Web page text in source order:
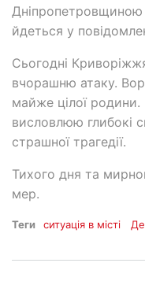
йдеться у
Сьогодні
вчорашню атаку.
майже цілої родини.
висловлюю глибокі
страшної трагедії.
Тихого дня та
мер.
Теги ситуація в місті